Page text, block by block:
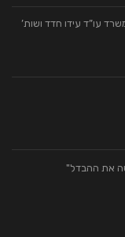
עו”ד עידו חדד ושות’
את ההבדל"